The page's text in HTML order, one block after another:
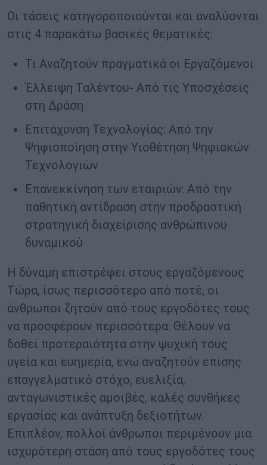
Οι τάσεις κατηγοροποιούνται και αναλύονται
στις 4 παρακάτω βασικές θεματικές:
Τι Αναζητούν πραγματικά οι Εργαζόμενοι
Έλλειψη Ταλέντου- Από τις Υποσχέσεις
στη Δράση
Επιτάχυνση Τεχνολογίας: Από την
Ψηφιοποίηση στην Υιοθέτηση Ψηφιακών
Τεχνολογιών
Επανεκκίνηση των εταιριών: Από την
παθητική αντίδραση στην προδραστική
στρατηγική διαχείρισης ανθρώπινου
δυναμικού
Η δύναμη επιστρέφει στους εργαζόμενους
Τώρα, ίσως περισσότερο από ποτέ, οι
άνθρωποι ζητούν από τους εργοδότες τους
να προσφέρουν περισσότερα. Θέλουν να
δοθεί προτεραιότητα στην ψυχική τους
υγεία και ευημερία, ενώ αναζητούν επίσης
επαγγελματικό στόχο, ευελιξία,
ανταγωνιστικές αμοιβές, καλές συνθήκες
εργασίας και ανάπτυξη δεξιοτήτων.
Επιπλέον, πολλοί άνθρωποι περιμένουν μια
ισχυρότερη στάση από τους εργοδότες τους